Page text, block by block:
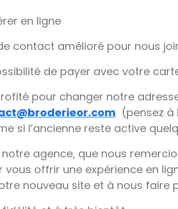
en ligne
contact amélioré pour nous
de payer avec votre
pour changer notre
(pensez
si l’ancienne reste active
notre agence, que nous
offrir une expérience en
nouveau site et à nous faire